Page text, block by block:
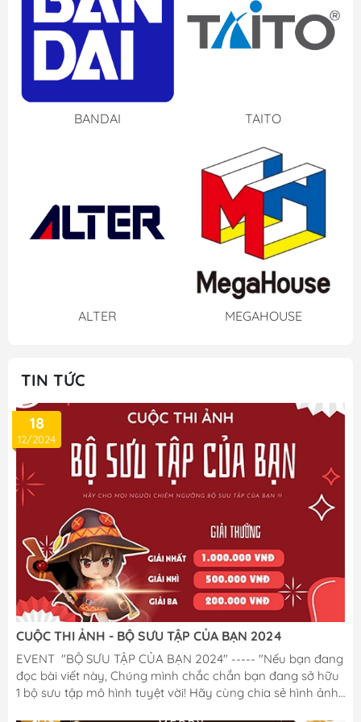
BANDAI TAITO
ALTER MEGAHOUSE
TIN TỨC
18
12/2024
CUỘC THI ẢNH - BỘ SƯU TẬP CỦA BẠN 2024
EVENT "BỘ SƯU TẬP CỦA BẠN 2024" ----- "Nếu bạn đang
đọc bài viết này, Chúng mình chắc chắn bạn đang sở hữu
1 bộ sưu tập mô hình tuyệt vời! Hãy cùng chia sẻ hình ảnh